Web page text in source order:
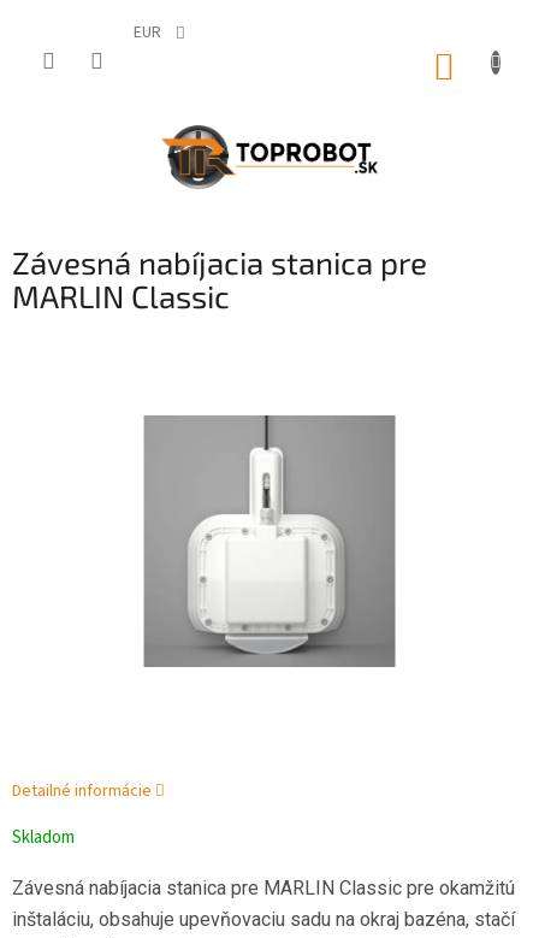
EUR
Závesná nabíjacia stanica pre
MARLIN Classic
Skladom
Závesná nabíjacia stanica pre MARLIN Classic pre okamžitú
inštaláciu, obsahuje upevňovaciu sadu na okraj bazéna, stačí
Detailné informácie